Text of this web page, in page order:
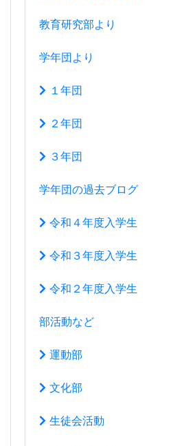
１年団
２年団
３年団
学年団の過去ブログ
令和４年度入学生
令和３年度入学生
令和２年度入学生
部活動など
運動部
文化部
生徒会活動
アクセスマップ
このサイトについて